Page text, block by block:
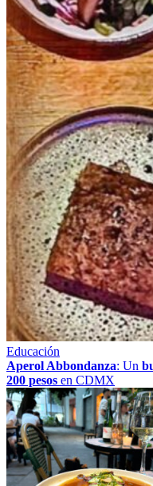
Educación
Aperol Abbondanza: Un
200 pesos en CDMX